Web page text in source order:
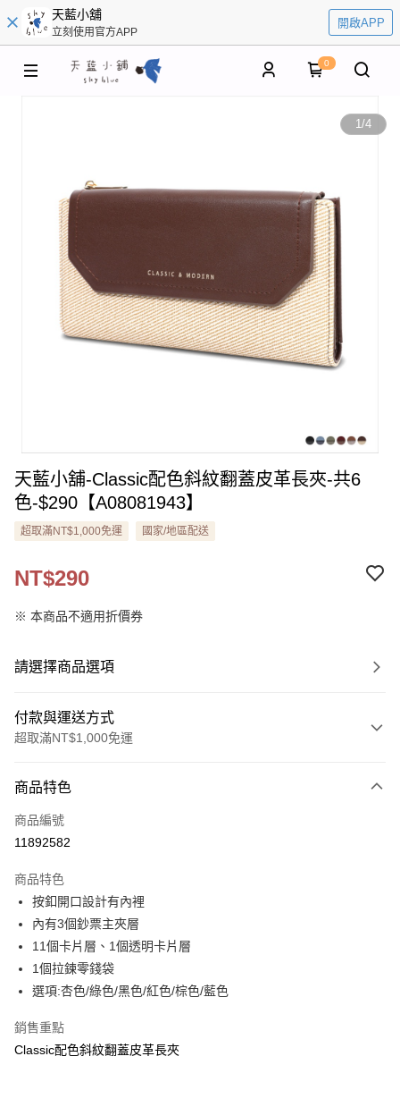
天藍小舖
立刻使用官方APP
開啟APP
0
1/4
天藍小舖-Classic配色斜紋翻蓋皮革長夾-共6
色-$290【A08081943】
超取滿NT$1,000免運 國家/地區配送
NT$290
※ 本商品不適用折價券
請選擇商品選項
付款與運送方式
超取滿NT$1,000免運
信用卡一次付款
超商取貨付款
Apple Pay
街口支付
悠遊付
Google Pay
大哥付你分期
相關說明
商品特色
商品編號
11892582
商品特色
按釦開口設計有內裡
內有3個鈔票主夾層
11個卡片層、1個透明卡片層
1個拉鍊零錢袋
選項:杏色/綠色/黑色/紅色/棕色/藍色
銷售重點
Classic配色斜紋翻蓋皮革長夾